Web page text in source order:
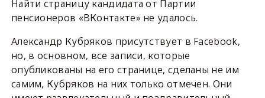
Найти страницу кандидата от Партии
пенсионеров «ВКонтакте» не удалось.
Александр Кубряков присутствует в Facebook,
но, в основном, все записи, которые
опубликованы на его странице, сделаны не им
самим, Кубряков на них только отмечен. Они